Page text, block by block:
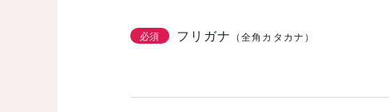
必須 フリガナ （全角カタカナ）